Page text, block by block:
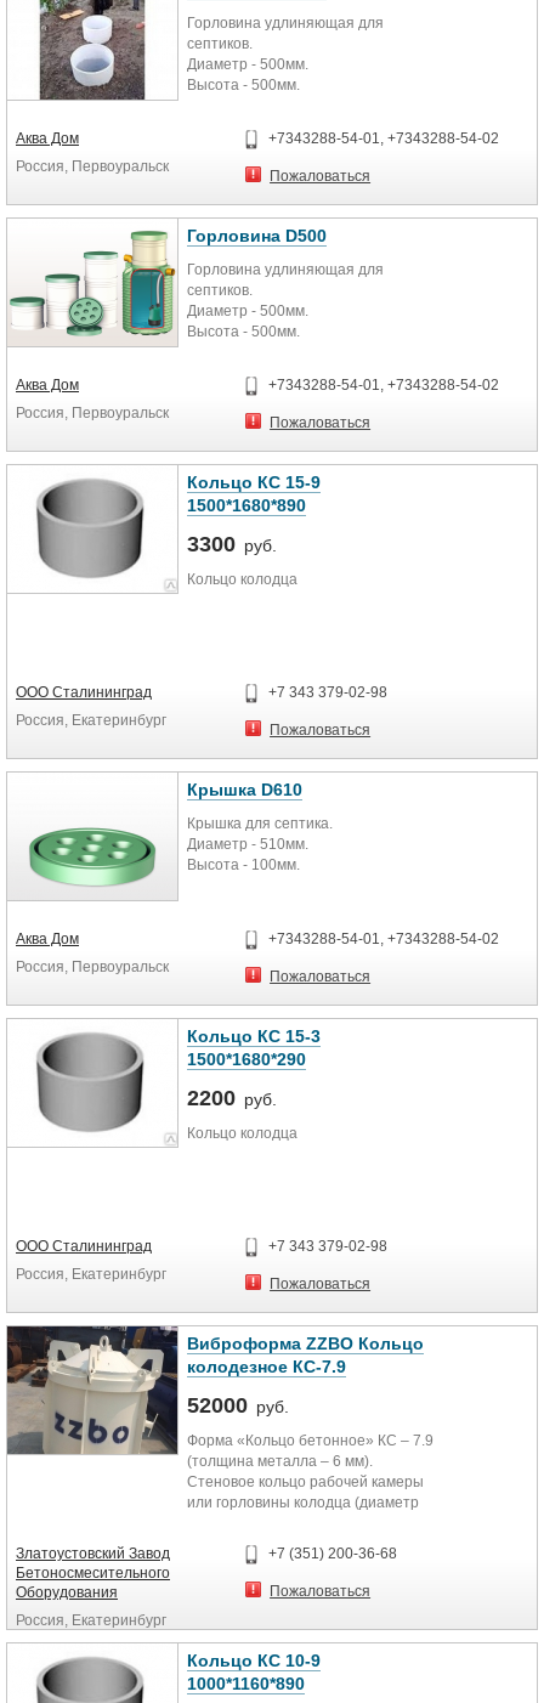
Горловина удлиняющая для
септиков.
Диаметр - 500мм.
Высота - 500мм.
Аква Дом
Россия, Первоуральск
+7343288-54-01, +7343288-54-02
Пожаловаться
Горловина D500
Горловина удлиняющая для
септиков.
Диаметр - 500мм.
Высота - 500мм.
Основные
Производитель Тритон Пластик
Страна производитель Россия
Гарантийный срок 36 (мес)
Аква Дом
Россия, Первоуральск
+7343288-54-01, +7343288-54-02
Пожаловаться
Кольцо КС 15-9
1500*1680*890
3300 руб.
Кольцо колодца
ООО Сталининград
Россия, Екатеринбург
+7 343 379-02-98
Пожаловаться
Крышка D610
Крышка для септика.
Диаметр - 510мм.
Высота - 100мм.
Аква Дом
Россия, Первоуральск
+7343288-54-01, +7343288-54-02
Пожаловаться
Кольцо КС 15-3
1500*1680*290
2200 руб.
Кольцо колодца
ООО Сталининград
Россия, Екатеринбург
+7 343 379-02-98
Пожаловаться
Виброформа ZZBO Кольцо
колодезное КС-7.9
52000 руб.
Форма «Кольцо бетонное» КС – 7.9
(толщина металла – 6 мм).
Стеновое кольцо рабочей камеры
или горловины колодца (диаметр
кольца 900мм). Универсальная
Златоустовский Завод
Бетоносмесительного
Оборудования
Россия, Екатеринбург
+7 (351) 200-36-68
Пожаловаться
Кольцо КС 10-9
1000*1160*890